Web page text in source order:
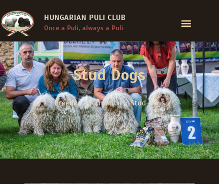
HUNGARIAN PULI CLUB
Once a Puli, always a Puli
Stud Dogs
Breeder Information / Stud Dogs